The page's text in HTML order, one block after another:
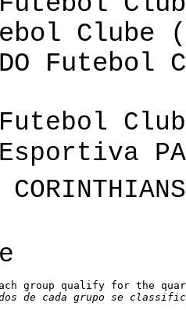
Clube
Futebol
group qualify for the
de cada grupo se